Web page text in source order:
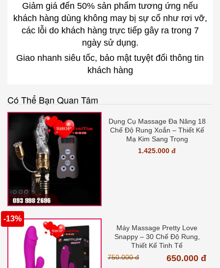
Giảm giá đến 50% sản phẩm tương ứng nếu
khách hàng dùng không may bị sự cố như rơi vỡ,
các lỗi do khách hàng trực tiếp gây ra trong 7
ngày sử dụng.
Giao nhanh siêu tốc, bảo mật tuyệt đối thông tin
khách hàng
Có Thể Bạn Quan Tâm
Dụng Cụ Massage Đa Năng 18
Chế Độ Rung Xoắn – Thiết Kế
Mạ Kim Sang Trọng
1.425.000 đ
Máy Massage Pretty Love
Snappy – 30 Chế Độ Rung,
Thiết Kế Tinh Tế
750.000 đ
650.000 đ
-13%